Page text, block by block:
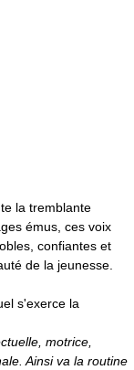
la tremblante
émus, ces voix
confiantes et
de la jeunesse.
s'exerce la
motrice,
Ainsi va la routine